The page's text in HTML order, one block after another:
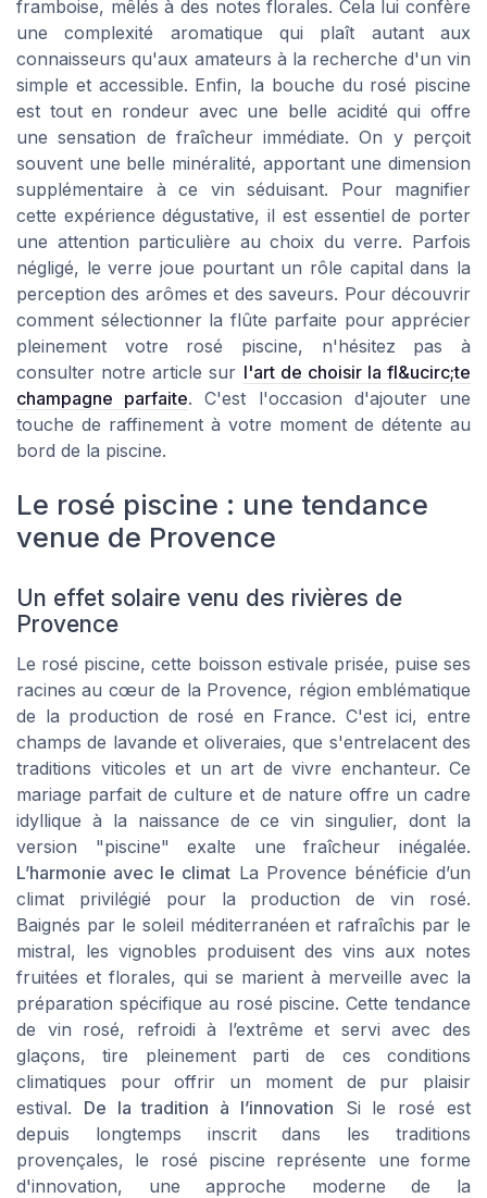
framboise, mêlés à des notes florales. Cela lui confère
une complexité aromatique qui plaît autant aux
connaisseurs qu'aux amateurs à la recherche d'un vin
simple et accessible. Enfin, la bouche du rosé piscine
est tout en rondeur avec une belle acidité qui offre
une sensation de fraîcheur immédiate. On y perçoit
souvent une belle minéralité, apportant une dimension
supplémentaire à ce vin séduisant. Pour magnifier
cette expérience dégustative, il est essentiel de porter
une attention particulière au choix du verre. Parfois
négligé, le verre joue pourtant un rôle capital dans la
perception des arômes et des saveurs. Pour découvrir
comment sélectionner la flûte parfaite pour apprécier
pleinement votre rosé piscine, n'hésitez pas à
consulter notre article sur l'art de choisir la fl&ucirc;te
champagne parfaite. C'est l'occasion d'ajouter une
touche de raffinement à votre moment de détente au
bord de la piscine.
Le rosé piscine : une tendance
venue de Provence
Un effet solaire venu des rivières de
Provence
Le rosé piscine, cette boisson estivale prisée, puise ses
racines au cœur de la Provence, région emblématique
de la production de rosé en France. C'est ici, entre
champs de lavande et oliveraies, que s'entrelacent des
traditions viticoles et un art de vivre enchanteur. Ce
mariage parfait de culture et de nature offre un cadre
idyllique à la naissance de ce vin singulier, dont la
version "piscine" exalte une fraîcheur inégalée.
L’harmonie avec le climat La Provence bénéficie d’un
climat privilégié pour la production de vin rosé.
Baignés par le soleil méditerranéen et rafraîchis par le
mistral, les vignobles produisent des vins aux notes
fruitées et florales, qui se marient à merveille avec la
préparation spécifique au rosé piscine. Cette tendance
de vin rosé, refroidi à l’extrême et servi avec des
glaçons, tire pleinement parti de ces conditions
climatiques pour offrir un moment de pur plaisir
estival. De la tradition à l’innovation Si le rosé est
depuis longtemps inscrit dans les traditions
provençales, le rosé piscine représente une forme
d'innovation, une approche moderne de la